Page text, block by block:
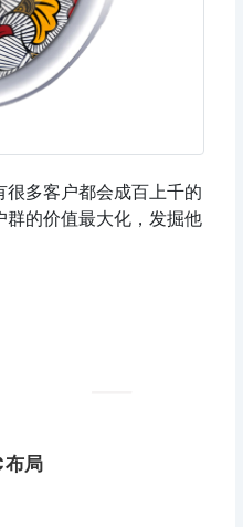
多客户都会成百上千的
群的价值最大化，发掘他
局